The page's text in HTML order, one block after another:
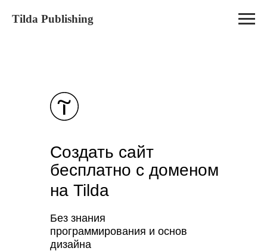
Tilda Publishing
Создать сайт
бесплатно с доменом
на Tilda
Без знания
программирования и основ
дизайна